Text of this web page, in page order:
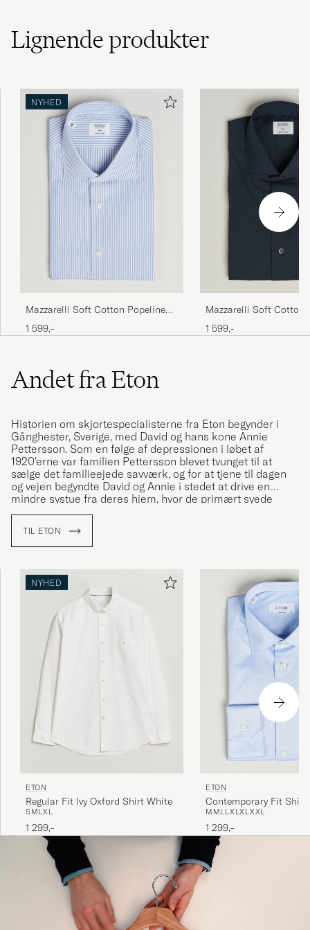
Lignendeprodukter
NYHED
Mazzarelli Soft Cotton Popeline
Shirt Light Blue Stripe
1 599,-
Mazzarelli Soft
Cut Away Shirt Navy
1 599,-
Andet fra Eton
Historien om skjortespecialisterne fra Eton begynder i
Gånghester, Sverige, med David og hans kone Annie
Pettersson. Som en følge af depressionen i løbet af
1920'erne var familien Pettersson blevet tvunget til at
sælge det familieejede savværk, og for at tjene til dagen
og vejen begyndte David og Annie i stedet at drive en
mindre systue fra deres hjem, hvor de primært syede
skjorter. Som tiden gik begyndte den lille systue at vokse
sprede sig til mere end lokalsamfundet, fik virksomheden
navnet "Skjortfabriken Special". Efter en rejse til
herefter ”The Eton Shirt”. Skjorten blev så populær at man
i løbet af 1950'erne valgte ”Eton” som virksomhedens nye
navn, hvilket de har holdt fast i siden da.
TIL ETON
NYHED
ETON
Regular Fit Ivy Oxford Shirt White
SMLXL
1 299,-
ETON
Contemporary Fit Shirt
M MLLXLXLXXL
1 299,-